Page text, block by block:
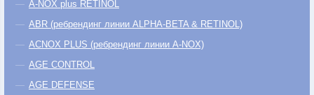
A-NOX plus RETINOL
ABR (ребрендинг линии ALPHA-BETA & RETINOL)
ACNOX PLUS (ребрендинг линии A-NOX)
AGE CONTROL
AGE DEFENSE